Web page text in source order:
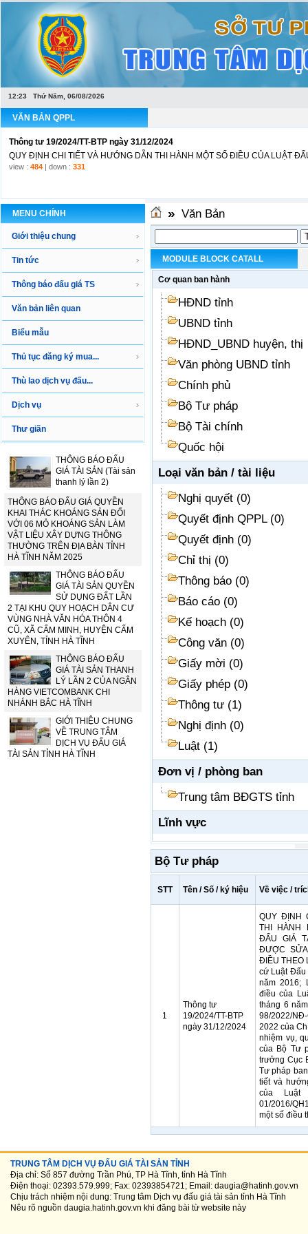
12:23 Thứ Năm, 06/08/2026
VĂN BẢN QPPL
Văn bản hợp nhất Luật Đấu giá tài sản
LUẬT ĐẤU GIÁ TÀI SẢNLuật Đấu giá tài sản số 01/2016/QH14 ngày 17 tháng
view : 1168| down :440
Thông tư 19/2024/TT-BTP ngày 31/12/2024
QUY ĐỊNH CHI TIẾT VÀ HƯỚNG DẪN THI HÀNH MỘT SỐ ĐIỀU CỦA LUẬT
view : 484 | down : 331
MENU CHÍNH
Giới thiệu chung
Tin tức
Thông báo đấu giá TS
Văn bản liên quan
Biểu mẫu
Thủ tục đăng ký mua...
Thù lao dịch vụ đấu...
Dịch vụ
Thư giãn
THÔNG BÁO ĐẤU
GIÁ TÀI SẢN (Tài sản
thanh lý lần 2)
THÔNG BÁO ĐẤU GIÁ QUYỀN
KHAI THÁC KHOÁNG SẢN ĐỐI
VỚI 06 MỎ KHOÁNG SẢN LÀM
VẬT LIỆU XÂY DỰNG THÔNG
THƯỜNG TRÊN ĐỊA BÀN TỈNH
HÀ TĨNH NĂM 2025
THÔNG BÁO ĐẤU
GIÁ TÀI SẢN QUYỀN
SỬ DỤNG ĐẤT LẦN
2 TẠI KHU QUY HOẠCH DÂN CƯ
VÙNG NHÀ VĂN HÓA THÔN 4
CŨ, XÃ CẨM MINH, HUYỆN CẨM
XUYÊN, TỈNH HÀ TĨNH
THÔNG BÁO ĐẤU
GIÁ TÀI SẢN THANH
LÝ LẦN 2 CỦA NGÂN
HÀNG VIETCOMBANK CHI
NHÁNH BẮC HÀ TĨNH
GIỚI THIỆU CHUNG
VỀ TRUNG TÂM
DỊCH VỤ ĐẤU GIÁ
TÀI SẢN TỈNH HÀ TĨNH
» Văn Bản
MODULE BLOCK CATALL
Cơ quan ban hành
HĐND tỉnh
UBND tỉnh
HĐND_UBND huyện, thị
Văn phòng UBND tỉnh
Chính phủ
Bộ Tư pháp
Bộ Tài chính
Quốc hội
Loại văn bản / tài liệu
Nghị quyết (0)
Quyết định QPPL (0)
Quyết định (0)
Chỉ thị (0)
Thông báo (0)
Báo cáo (0)
Kế hoạch (0)
Công văn (0)
Giấy mời (0)
Giấy phép (0)
Thông tư (1)
Nghị định (0)
Luật (1)
Đơn vị / phòng ban
Trung tâm BĐGTS tỉnh
Lĩnh vực
Bộ Tư pháp
STT Tên / Số / ký hiệu Về việc /
1
Thông tư
19/2024/TT-BTP
ngày 31/12/2024
QUY ĐỊNH
THI HÀNH
ĐẤU GIÁ
ĐƯỢC
ĐIỀU THEO
cứ Luật Đấu
năm 2016;
điều của
tháng 6
98/2022/
2022 của
nhiệm vụ,
của Bộ Tư
trưởng Cục
Tư pháp
tiết và
của
01/2016/
một số điều
TRUNG TÂM DỊCH VỤ ĐẤU GIÁ TÀI SẢN TỈNH
Địa chỉ: Số 857 đường Trần Phú, TP Hà Tĩnh, tỉnh Hà Tĩnh
Điện thoại: 02393.579.999; Fax: 02393854721; Email: daugia@hatinh.gov.vn
Chịu trách nhiệm nội dung: Trung tâm Dịch vụ đấu giá tài sản tỉnh Hà Tĩnh
Nêu rõ nguồn daugia.hatinh.gov.vn khi đăng bài từ website này